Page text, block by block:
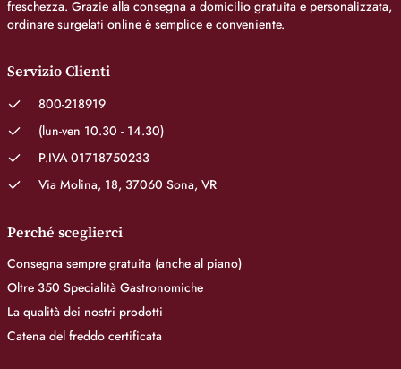
freschezza. Grazie alla consegna a domicilio gratuita e personalizzata,
ordinare surgelati online è semplice e conveniente.
Servizio Clienti
800-218919
(lun-ven 10.30 - 14.30)
P.IVA 01718750233
Via Molina, 18, 37060 Sona, VR
Perché sceglierci
Consegna sempre gratuita (anche al piano)
Oltre 350 Specialità Gastronomiche
La qualità dei nostri prodotti
Catena del freddo certificata